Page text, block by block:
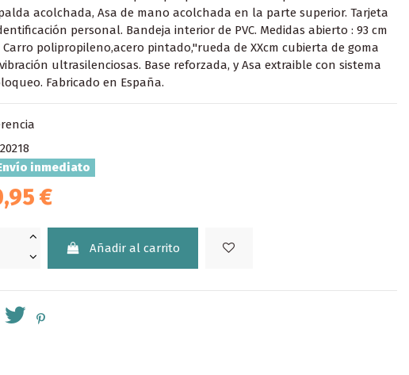
acolchada, Asa de mano acolchada en la parte superior. Tarjeta
personal. Bandeja interior de PVC. Medidas abierto : 93 cm
polipropileno,acero pintado,"rueda de XXcm cubierta de goma
ultrasilenciosas. Base reforzada, y Asa extraible con sistema
Fabricado en España.
inmediato
€
Añadir al carrito